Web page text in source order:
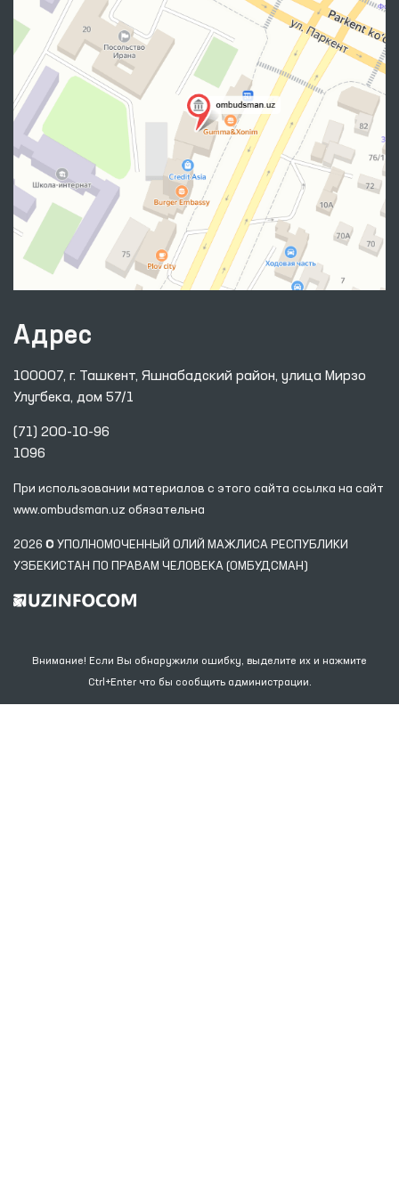
Адрес
100007, г. Ташкент, Яшнабадский район, улица Мирзо
Улугбека, дом 57/1
(71) 200-10-96
1096
При использовании материалов с этого сайта ссылка на сайт
www.ombudsman.uz обязательна
2026 © УПОЛНОМОЧЕННЫЙ ОЛИЙ МАЖЛИСА РЕСПУБЛИКИ
УЗБЕКИСТАН ПО ПРАВАМ ЧЕЛОВЕКА (ОМБУДСМАН)
Внимание! Если Вы обнаружили ошибку, выделите их и нажмите
Ctrl+Enter что бы сообщить администрации.